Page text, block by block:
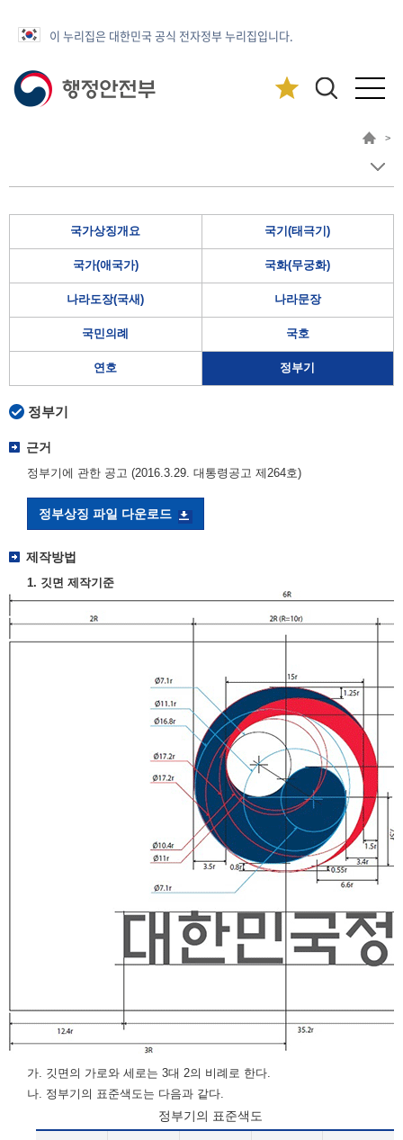
이 누리집은 대한민국 공식 전자정부 누리집입니다.
>
국가상징개요 국기(태극기)
국가(애국가) 국화(무궁화)
나라도장(국새) 나라문장
국민의례 국호
연호 정부기
정부기
근거
정부기에 관한 공고 (2016.3.29. 대통령공고 제264호)
정부상징 파일 다운로드
제작방법
1. 깃면 제작기준
가. 깃면의 가로와 세로는 3대 2의 비례로 한다.
나. 정부기의 표준색도는 다음과 같다.
정부기의 표준색도